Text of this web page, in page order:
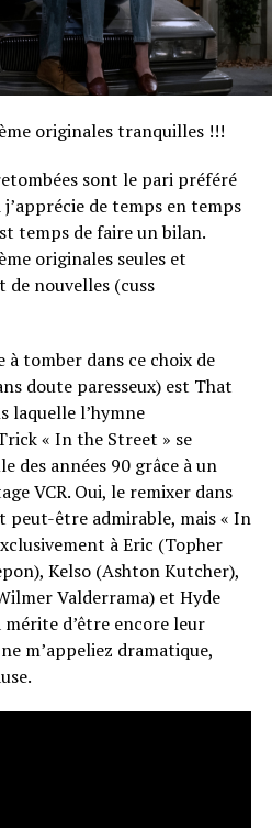
originales tranquilles !!!
sont le pari préféré
de temps en temps
temps de faire un bilan.
originales seules et
de nouvelles (cuss
à tomber dans ce choix de
doute paresseux) est That
laquelle l’hymne
« In the Street » se
des années 90 grâce à un
VCR. Oui, le remixer dans
peut-être admirable, mais « In
à Eric (Topher
Kelso (Ashton Kutcher),
Valderrama) et Hyde
d’être encore leur
m’appeliez dramatique,